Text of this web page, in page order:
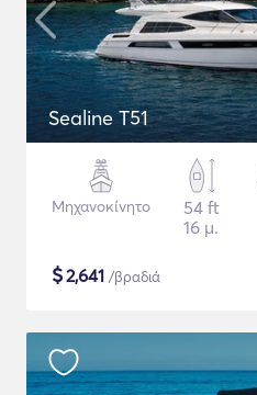
Sealine T51
Μηχανοκίνητο
54 ft
16 μ.
$2,641 /βραδιά